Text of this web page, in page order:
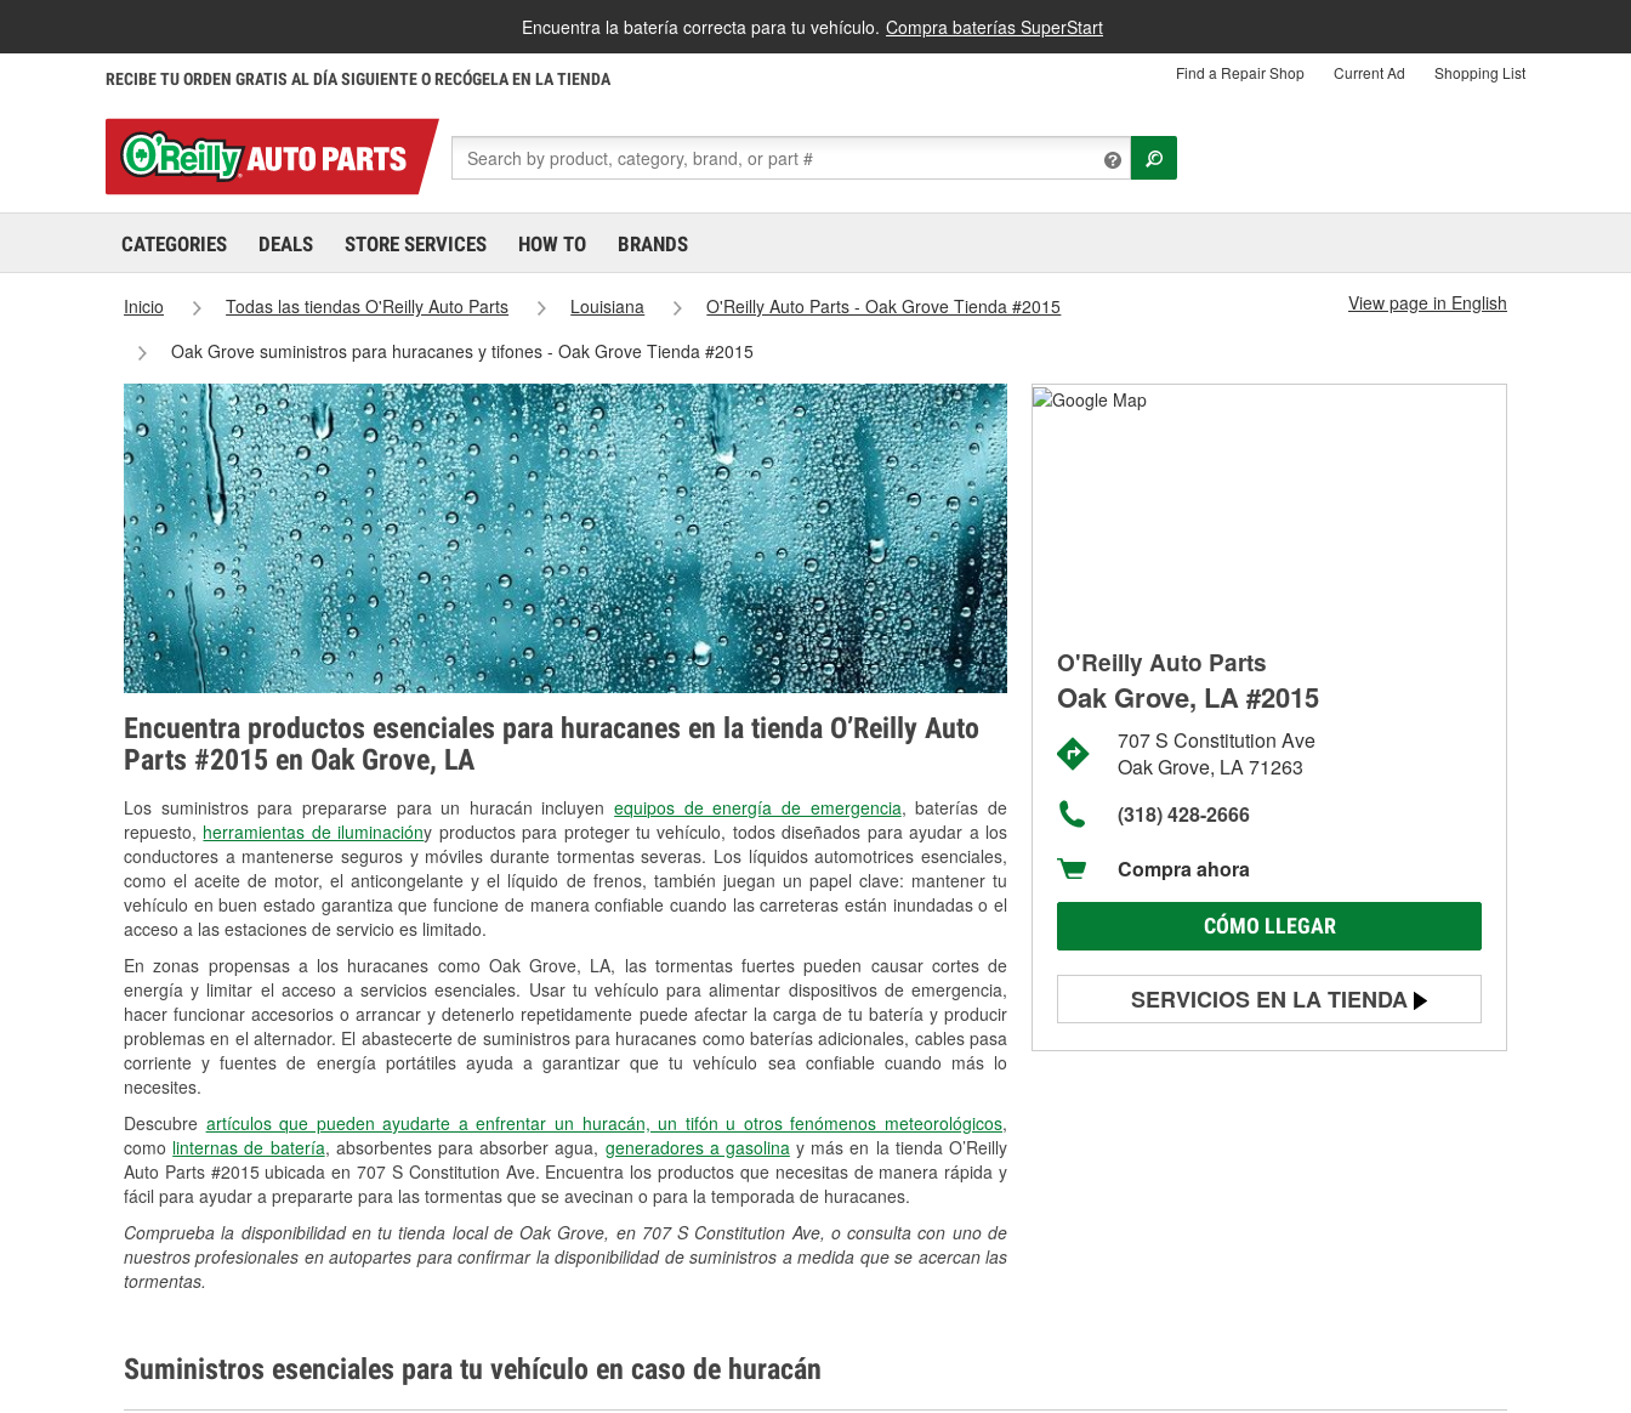
Encuentra la batería correcta para tu vehículo. Compra baterías SuperStart
RECIBE TU ORDEN GRATIS AL DÍA SIGUIENTE O RECÓGELA EN LA TIENDA Find a Repair Shop Current Ad Shopping List
CATEGORIES DEALS STORE SERVICES HOW TO BRANDS
Inicio Todas las tiendas O'Reilly Auto Parts Louisiana
O'Reilly Auto Parts - Oak Grove Tienda #2015
Oak Grove suministros para huracanes y tifones - Oak Grove Tienda #2015
View page in English
Encuentra productos esenciales para huracanes en la tienda O’Reilly Auto
Parts #2015 en Oak Grove, LA
Los suministros para prepararse para un huracán incluyenequipos de energía de emergencia, baterías de
repuesto, herramientas de iluminacióny productos para proteger tu vehículo, todos diseñados para ayudar a los
conductores a mantenerse seguros y móviles durante tormentas severas. Los líquidos automotrices esenciales,
como el aceite de motor, el anticongelante y el líquido de frenos, también juegan un papel clave: mantener tu
vehículo en buen estado garantiza que funcione de manera confiable cuando las carreteras están inundadas o el
acceso a las estaciones de servicio es limitado.
En zonas propensas a los huracanes como Oak Grove, LA, las tormentas fuertes pueden causar cortes de
energía y limitar el acceso a servicios esenciales. Usar tu vehículo para alimentar dispositivos de emergencia,
hacer funcionar accesorios o arrancar y detenerlo repetidamente puede afectar la carga de tu batería y producir
problemas en el alternador. El abastecerte de suministros para huracanes como baterías adicionales, cables pasa
corriente y fuentes de energía portátiles ayuda a garantizar que tu vehículo sea confiable cuando más lo
necesites.
Descubre artículos que pueden ayudarte a enfrentar un huracán, un tifón u otros fenómenos meteorológicos,
como linternas de batería, absorbentes para absorber agua, generadores a gasolinay más en la tienda O’Reilly
Auto Parts #2015 ubicada en 707 S Constitution Ave. Encuentra los productos que necesitas de manera rápida y
fácil para ayudar a prepararte para las tormentas que se avecinan o para la temporada de huracanes.
Comprueba la disponibilidad en tu tienda local de Oak Grove, en 707 S Constitution Ave, o consulta con uno de
nuestros profesionales en autopartes para confirmar la disponibilidad de suministros a medida que se acercan las
tormentas.
O'Reilly Auto Parts
Oak Grove, LA #2015
707 S Constitution Ave
Oak Grove, LA 71263
(318) 428-2666
Compra ahora
CÓMO LLEGAR
SERVICIOS EN LA TIENDA
Prueba de batería
Suministros esenciales para tu vehículo en caso de huracán